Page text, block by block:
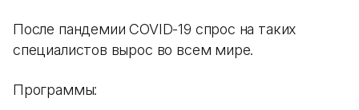
После пандемии COVID-19 спрос на таких
специалистов вырос во всем мире.
Программы: